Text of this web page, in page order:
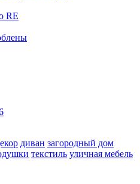
RE
диван загородный дом
текстиль уличная мебель